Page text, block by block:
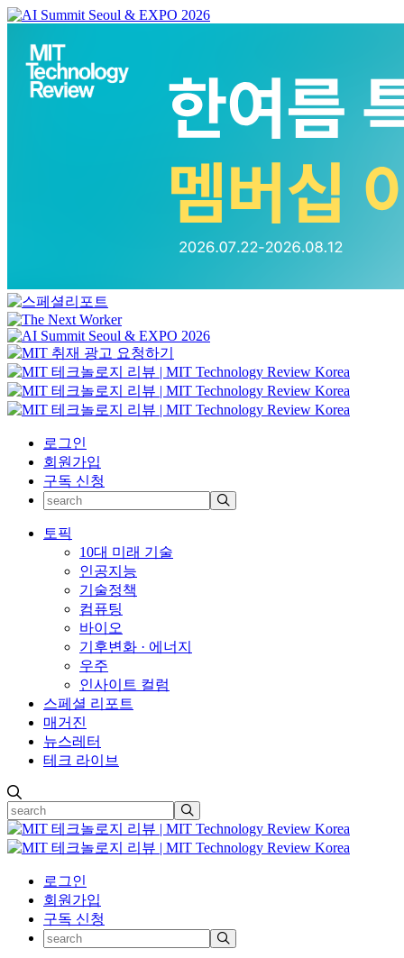
로그인
회원가입
구독 신청
토픽
10대 미래 기술
인공지능
기술정책
컴퓨팅
바이오
기후변화 · 에너지
우주
인사이트 컬럼
스페셜 리포트
매거진
뉴스레터
테크 라이브
로그인
회원가입
구독 신청